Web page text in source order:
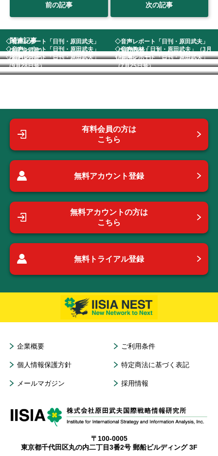
前の記事 次の記事
関連記事
◇音声レポート「日刊・原田武夫」
（8月31日号） ...
◇音声レポート「日刊・原田武夫」
（5月8日号） 1...
◇音声レポート「日刊・原田武夫」
（8月19日号）
◇音声教材「日刊・原田武夫」（3月
10日号） 11...
◇音声レポート「日刊・原田武夫」
（9月28日号） ...
◇音声レポート「日刊・原田武夫」
（7月25日号）
有料会員の方は
こちら
無料アカウント登録
無料アカウントの方は
こちら
無料トライアル登録
企業概要 ご利用条件
個人情報保護方針 特定商法に基づく表記
メールマガジン 採用情報
〒100-0005
東京都千代田区丸の内二丁目3番2号 郵船ビルディング 3F